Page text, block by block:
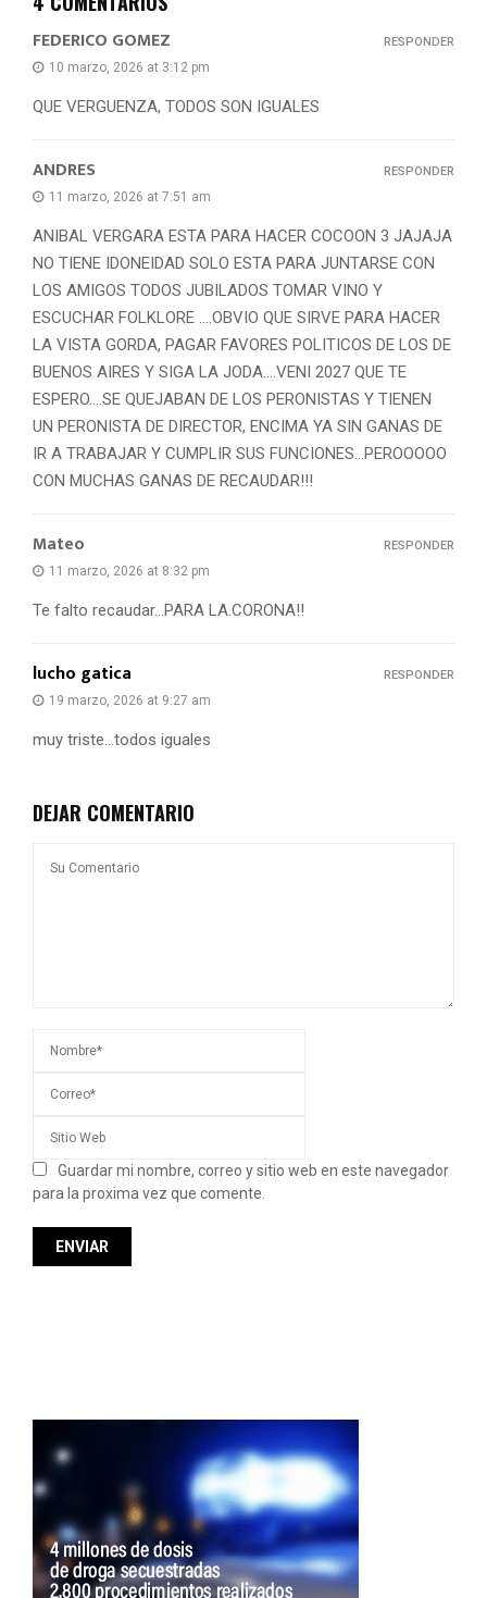
FEDERICO GOMEZ
10 marzo, 2026 at 3:12 pm
QUE VERGUENZA, TODOS SON IGUALES
RESPONDER
ANDRES
11 marzo, 2026 at 7:51 am
ANIBAL VERGARA ESTA PARA HACER COCOON 3 JAJAJA
NO TIENE IDONEIDAD SOLO ESTA PARA JUNTARSE CON
LOS AMIGOS TODOS JUBILADOS TOMAR VINO Y
ESCUCHAR FOLKLORE ….OBVIO QUE SIRVE PARA HACER
LA VISTA GORDA, PAGAR FAVORES POLITICOS DE LOS DE
BUENOS AIRES Y SIGA LA JODA….VENI 2027 QUE TE
ESPERO….SE QUEJABAN DE LOS PERONISTAS Y TIENEN
UN PERONISTA DE DIRECTOR, ENCIMA YA SIN GANAS DE
IR A TRABAJAR Y CUMPLIR SUS FUNCIONES…PEROOOOO
CON MUCHAS GANAS DE RECAUDAR!!!
RESPONDER
Mateo
11 marzo, 2026 at 8:32 pm
Te falto recaudar…PARA LA.CORONA!!
RESPONDER
lucho gatica
19 marzo, 2026 at 9:27 am
muy triste…todos iguales
RESPONDER
DEJAR COMENTARIO
Guardar mi nombre, correo y sitio web en este navegador
para la proxima vez que comente.